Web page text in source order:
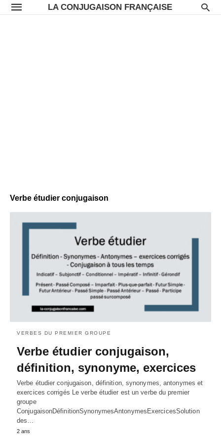
LA CONJUGAISON FRANÇAISE
Verbe étudier conjugaison
VERBES DU PREMIER GROUPE
Verbe étudier conjugaison,
définition, synonyme, exercices
Verbe étudier conjugaison, définition, synonymes, antonymes et
exercices corrigés Le verbe étudier est un verbe du premier
groupe
ConjugaisonDéfinitionSynonymesAntonymesExercicesSolution
des…
2 ans